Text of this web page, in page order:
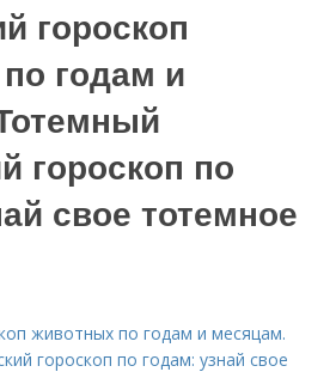
гороскоп
годам и
гороскоп по
свое тотемное
животных по годам и месяцам.
гороскоп по годам: узнай свое